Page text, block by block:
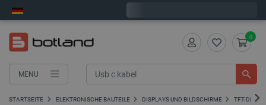
MENU
0
STARTSEITE ELEKTRONISCHE BAUTEILE DISPLAYS UND BILDSCHIRME TFT-